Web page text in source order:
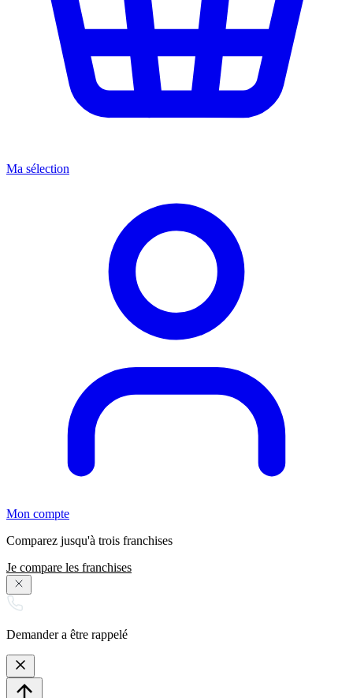
Ma sélection
Mon compte
Comparez jusqu'à trois franchises
Je compare les franchises
Demander a être rappelé